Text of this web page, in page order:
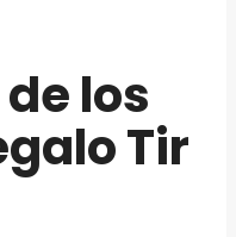
los
Tir